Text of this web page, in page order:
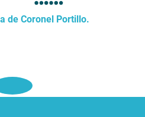
de Coronel Portillo.